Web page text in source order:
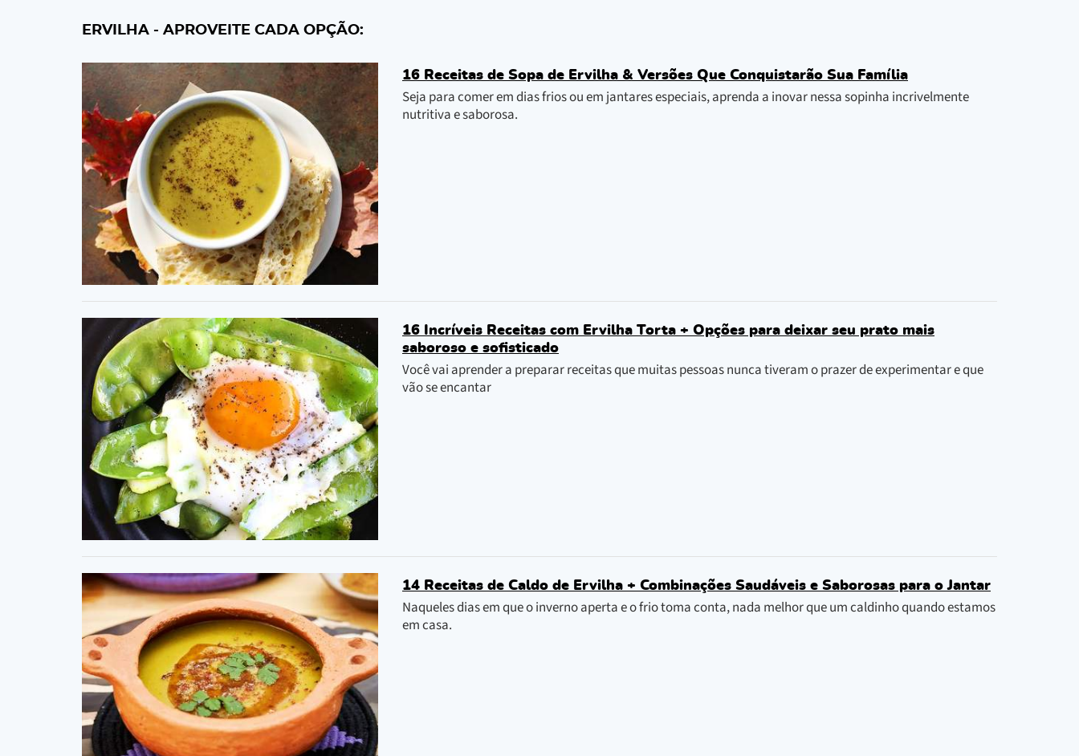
ERVILHA - APROVEITE CADA OPÇÃO:
16 Receitas de Sopa de Ervilha & Versões Que Conquistarão Sua Família
Seja para comer em dias frios ou em jantares especiais, aprenda a inovar nessa sopinha incrivelmente
nutritiva e saborosa.
16 Incríveis Receitas com Ervilha Torta + Opções para deixar seu prato mais
saboroso e sofisticado
Você vai aprender a preparar receitas que muitas pessoas nunca tiveram o prazer de experimentar e que
vão se encantar
14 Receitas de Caldo de Ervilha + Combinações Saudáveis e Saborosas para o Jantar
Naqueles dias em que o inverno aperta e o frio toma conta, nada melhor que um caldinho quando estamos
em casa.